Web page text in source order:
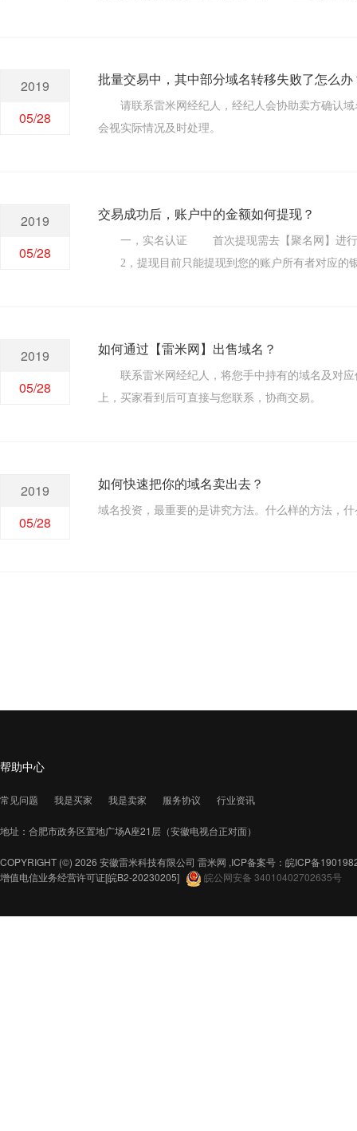
天，请您耐心等待，您可以在 【管理中心】---
域名转入期间不会影
2019
05/28
批量交易中，其中部分域名转移失败了怎么办
请联系雷米网经纪人，经纪人会协助卖方确认域
会视实际情况及时处理。
2019
05/28
交易成功后，账户中的金额如何提现？
一，实名认证 首次提现需去【聚名网】进行
2，提现目前只能提现到您的账户所有者对应
2019
05/28
如何通过【雷米网】出售域名？
联系雷米网经纪人，将您手中持有的域名及对应
上，买家看到后可直接与您联系，协商交易。
2019
05/28
如何快速把你的域名卖出去？
域名投资，最重要的是讲究方法。什么样的方法，
帮助中心
常见问题 我是买家 我是卖家 服务协议 行业资讯
地址：合肥市政务区置地广场A座21层（安徽电视台正对面）
COPYRIGHT (©) 2026 安徽雷米科技有限公司 雷米网 ,ICP备案号： 皖ICP备
增值电信业务经营许可证[皖B2-20230205] 皖公网安备 34010402702635号